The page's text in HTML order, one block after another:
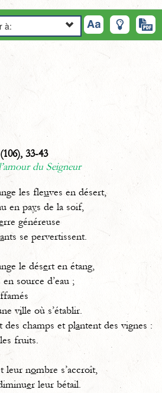
à:
33-43
du Seigneur
les fleuves en désert,
en pays de la soif,
rre généreuse
ants se pervertissent.
le désert en étang,
en source d’eau ;
ville où s’établir.
des champs et plantent des vignes :
fruits.
leur nombre s’accroît,
er leur bétail.